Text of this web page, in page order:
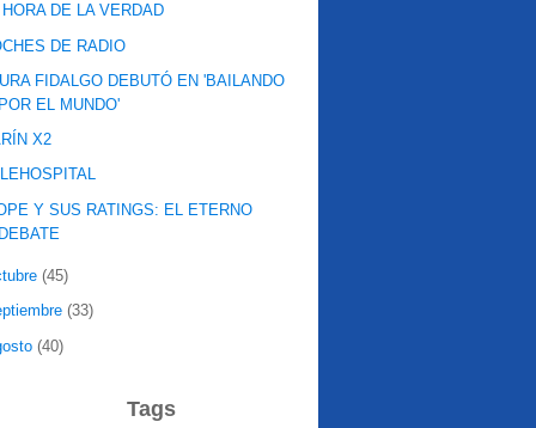
HORA DE LA VERDAD
DE RADIO
FIDALGO DEBUTÓ EN 'BAILANDO
EL MUNDO'
X2
Y SUS RATINGS: EL ETERNO
(45)
(33)
(40)
Tags